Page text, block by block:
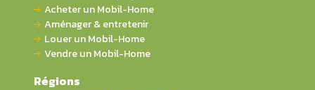
Acheter un Mobil-Home
Aménager & entretenir
Louer un Mobil-Home
Vendre un Mobil-Home
Régions